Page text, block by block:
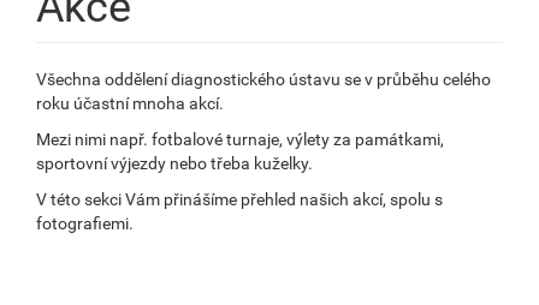
Všechna oddělení diagnostického ústavu se v průběhu celého
roku účastní mnoha akcí.
Mezi nimi např. fotbalové turnaje, výlety za památkami,
sportovní výjezdy nebo třeba kuželky.
V této sekci Vám přinášíme přehled našich akcí, spolu s
fotografiemi.